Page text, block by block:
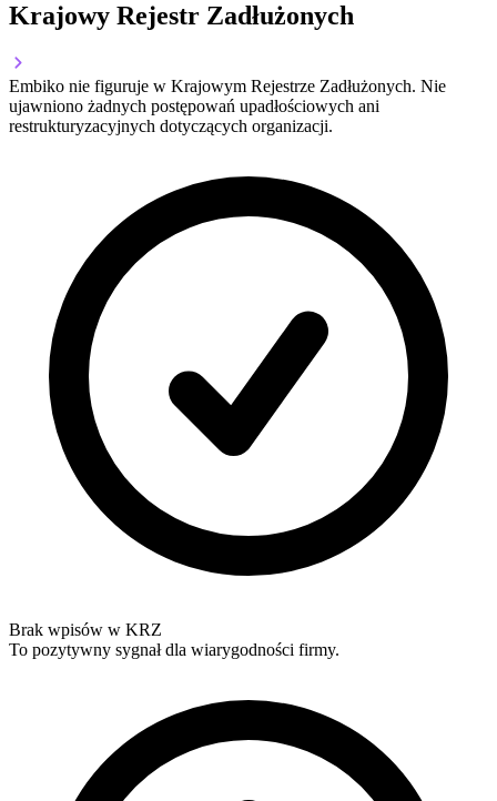
Krajowy Rejestr Zadłużonych
Embiko nie figuruje w Krajowym Rejestrze Zadłużonych. Nie
ujawniono żadnych postępowań upadłościowych ani
restrukturyzacyjnych dotyczących organizacji.
Brak wpisów w KRZ
To pozytywny sygnał dla wiarygodności firmy.